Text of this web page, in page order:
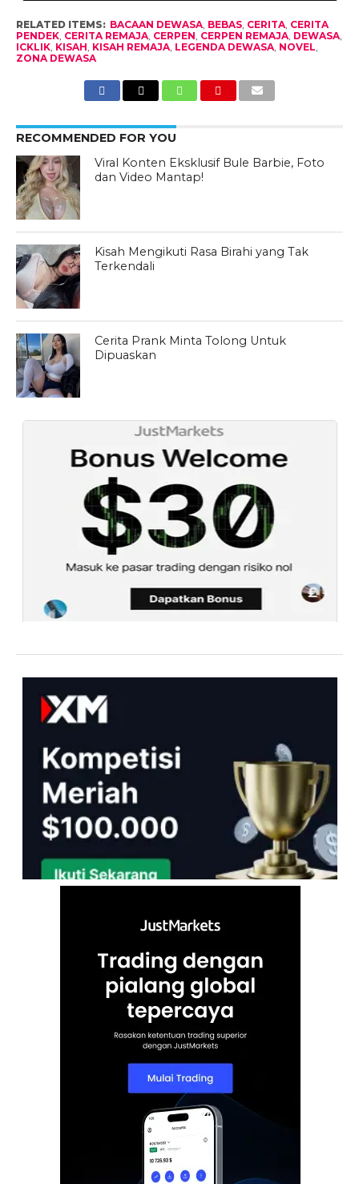
RELATED ITEMS: BACAAN DEWASA, BEBAS, CERITA, CERITA
PENDEK, CERITA REMAJA, CERPEN, CERPEN REMAJA, DEWASA,
ICKLIK, KISAH, KISAH REMAJA, LEGENDA DEWASA, NOVEL,
ZONA DEWASA
RECOMMENDED FOR YOU
Viral Konten Eksklusif Bule Barbie, Foto
dan Video Mantap!
Kisah Mengikuti Rasa Birahi yang Tak
Terkendali
Cerita Prank Minta Tolong Untuk
Dipuaskan